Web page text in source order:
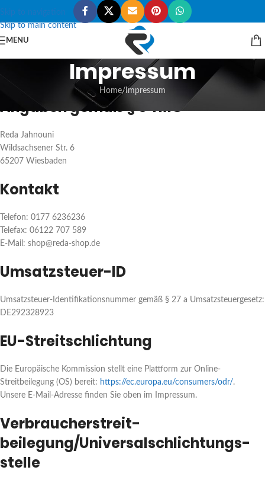
Skip to navigation
Skip to main content
MENU
Impressum
Home Impressum
Angaben gemäß § 5 TMG
Reda Jahnouni
Wildsachsener Str. 6
65207 Wiesbaden
Kontakt
Telefon: 0177 6236236
Telefax: 06122 707 589
E-Mail: shop@reda-shop.de
Umsatzsteuer-ID
Umsatzsteuer-Identifikationsnummer gemäß § 27 a Umsatzsteuergesetz:
DE292328923
EU-Streitschlichtung
Die Europäische Kommission stellt eine Plattform zur Online-
Streitbeilegung (OS) bereit: https://ec.europa.eu/consumers/odr/.
Unsere E-Mail-Adresse finden Sie oben im Impressum.
Verbraucher­streit­
beilegung/Universal­schlichtungs­
stelle